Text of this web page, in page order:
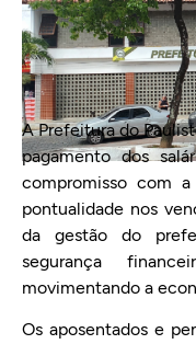
A Prefeitura do
pagamento dos
compromisso com
pontualidade nos
da gestão do
segurança
movimentando a
Os aposentados e